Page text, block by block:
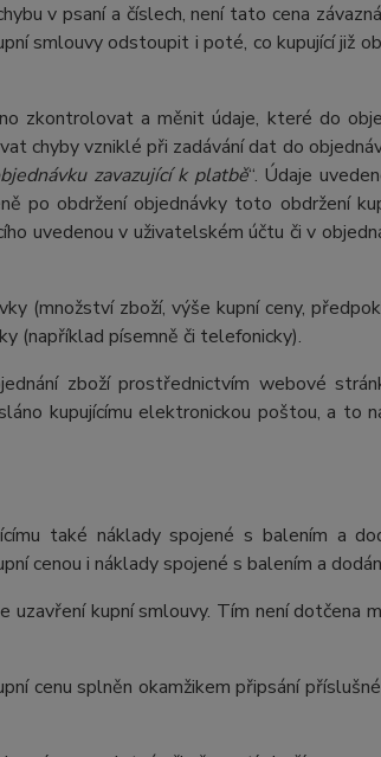
v psaní a číslech, není tato cena
smlouvy odstoupit i poté, co kupující již
zkontrolovat a měnit údaje, které do
chyby vzniklé při zadávání dat do
zavazující k platbě“. Údaje
po obdržení objednávky toto obdržení
uvedenou v uživatelském účtu či v
(množství zboží, výše kupní ceny,
(například písemně či telefonicky).
zboží prostřednictvím webové
kupujícímu elektronickou poštou, a to
také náklady spojené s balením a
cenou i náklady spojené s balením a
kupní smlouvy. Tím není dotčena
cenu splněn okamžikem připsání